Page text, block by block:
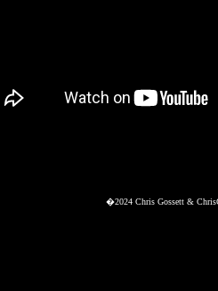
�2024 Chris Gossett &